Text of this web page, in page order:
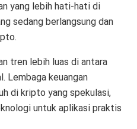
yang lebih hati-hati di
sedang berlangsung dan
tren lebih luas di antara
Lembaga keuangan
di kripto yang spekulasi,
untuk aplikasi praktis